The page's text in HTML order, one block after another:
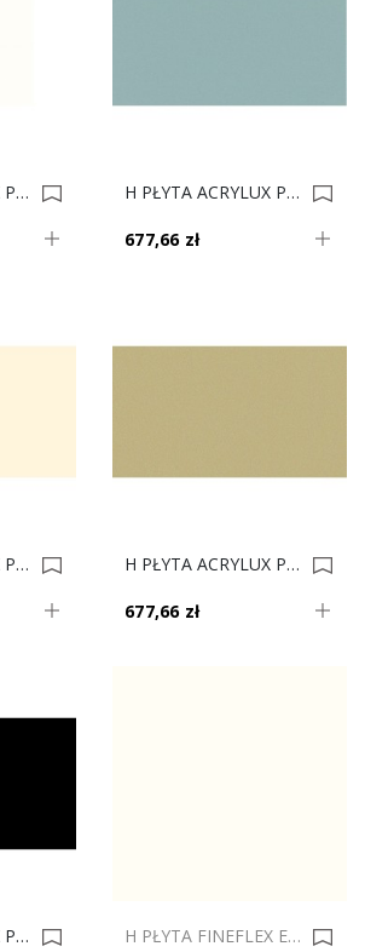
H PŁYTA ACRYLUX POŁYSK 11036 BIAŁY METALIK 2800x1300mm Gr.19mm 0009974 H PŁYTA ACRYLUX POŁYSK 8636/85385 SREBRNY METALIK 2800x1300mm Gr.19mm 0007785
677,66 zł
H PŁYTA ACRYLUX POŁYSK 7496 KREMOWY 2800x1300mm Gr.19mm 0007784 H PŁYTA ACRYLUX POŁYSK 7499/7408 KUBANIT METALIK 2800x1300mm Gr.19mm 0007780
677,66 zł
H PŁYTA ACRYLUX POŁYSK 8421 CZARNY 2800x1300mm Gr.19mm 0007779 H PŁYTA FINEFLEX ECO MAT 8000 SHELL WHITE METALIK DS 2800x1300mm Gr.19 0035645